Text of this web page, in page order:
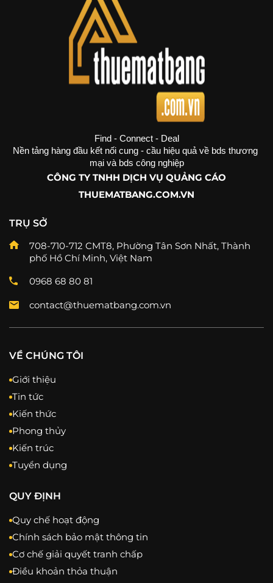
Find - Connect - Deal
Nền tảng hàng đầu kết nối cung - cầu hiệu quả về bds thương
mại và bds công nghiệp
CÔNG TY TNHH DỊCH VỤ QUẢNG CÁO
THUEMATBANG.COM.VN
TRỤ SỞ
708-710-712 CMT8, Phường Tân Sơn Nhất, Thành
phố Hồ Chí Minh, Việt Nam
0968 68 80 81
contact@thuematbang.com.vn
VỀ CHÚNG TÔI
Giới thiệu
Tin tức
Kiến thức
Phong thủy
Kiến trúc
Tuyển dụng
QUY ĐỊNH
Quy chế hoạt động
Chính sách bảo mật thông tin
Cơ chế giải quyết tranh chấp
Điều khoản thỏa thuận